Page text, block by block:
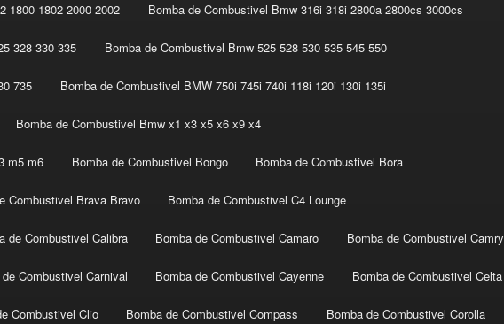
1800 1802 2000 2002 Bomba de Combustivel Bmw 316i 318i 2800a 2800cs 3000cs
328 330 335 Bomba de Combustivel Bmw 525 528 530 535 545 550
735 Bomba de Combustivel BMW 750i 745i 740i 118i 120i 130i 135i
Bomba de Combustivel Bmw x1 x3 x5 x6 x9 x4
m5 m6 Bomba de Combustivel Bongo Bomba de Combustivel Bora
Combustivel Brava Bravo Bomba de Combustivel C4 Lounge
de Combustivel Calibra Bomba de Combustivel Camaro Bomba de Combustivel Camry
Combustivel Carnival Bomba de Combustivel Cayenne Bomba de Combustivel Celta
Combustivel Clio Bomba de Combustivel Compass Bomba de Combustivel Corolla